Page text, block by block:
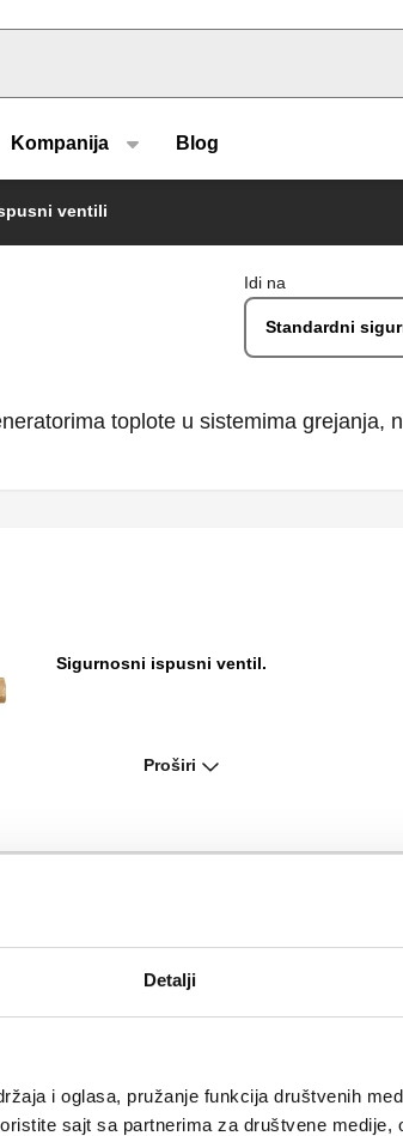
Detalji
i oglasa, pružanje funkcija društvenih
sajt sa partnerima za društvene medije,
Kompanija Blog
ventili
Idi na
Standardni
toplote u sistemima grejanja,
Sigurnosni ispusni ventil.
Sigurnosni ispusni ventil, ženski
Proširi
Ispusni levak.